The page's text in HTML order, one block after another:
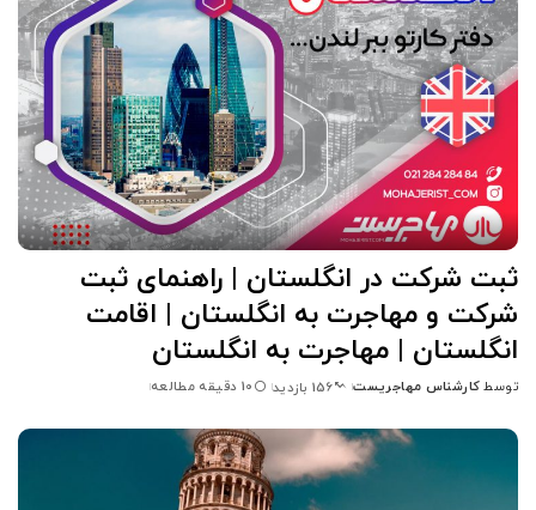
ثبت شرکت در انگلستان | راهنمای ثبت
شرکت و مهاجرت به انگلستان | اقامت
انگلستان | مهاجرت به انگلستان
توسط کارشناس مهاجریست 156 بازدید 10 دقیقه مطالعه